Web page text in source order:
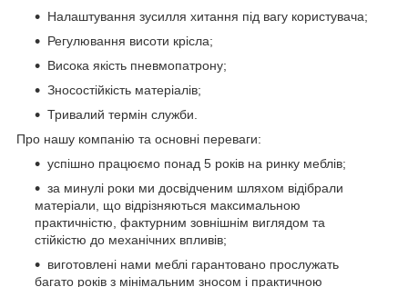
Налаштування зусилля хитання під вагу користувача;
Регулювання висоти крісла;
Висока якість пневмопатрону;
Зносостійкість матеріалів;
Тривалий термін служби.
Про нашу компанію та основні переваги:
успішно працюємо понад 5 років на ринку меблів;
за минулі роки ми досвідченим шляхом відібрали
матеріали, що відрізняються максимальною
практичністю, фактурним зовнішнім виглядом та
стійкістю до механічних впливів;
виготовлені нами меблі гарантовано прослужать
багато років з мінімальним зносом і практичною